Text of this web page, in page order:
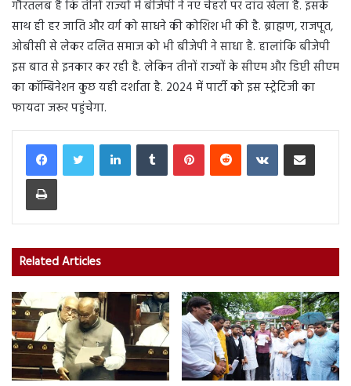
गौरतलब है कि तीनों राज्यों में बीजेपी ने नए चेहरों पर दांव खेला है. इसके
साथ ही हर जाति और वर्ग को साधने की कोशिश भी की है. ब्राह्मण, राजपूत,
ओबीसी से लेकर दलित समाज को भी बीजेपी ने साधा है. हालांकि बीजेपी
इस बात से इनकार कर रही है. लेकिन तीनों राज्यों के सीएम और डिप्टी सीएम
का कॉम्बिनेशन कुछ यही दर्शाता है. 2024 में पार्टी को इस स्ट्रेटिजी का
फायदा जरूर पहुंचेगा.
LinkedInTumblr PinterestReddit VKontakteShare via Email
Print
Related Articles